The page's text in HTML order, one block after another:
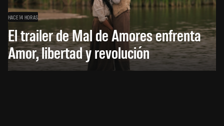
HACE 14 HORAS
El trailer de Mal de Amores enfrenta
Amor, libertad y revolución